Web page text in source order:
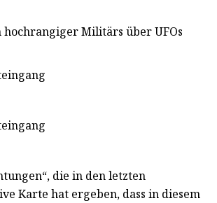
hochrangiger Militärs über UFOs
die in den letzten
Karte hat ergeben, dass in diesem